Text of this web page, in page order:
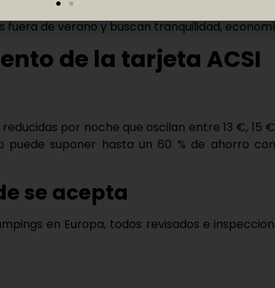
de verano y buscan tranquilidad,
de la tarjeta ACSI
por noche que oscilan entre 13 €, 15
puede suponer hasta un 60 % de ahorro
se acepta
en Europa, todos revisados e